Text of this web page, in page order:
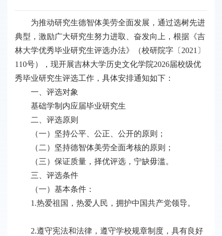
为推动研究生德智体美劳全面发展，通过选树先进
典型，激励广大研究生努力进取、奋发向上，根据《吉
林大学优秀毕业研究生评选办法》（校研院字〔2021〕
110号），现开展吉林大学历史文化学院2026届校级优
秀毕业研究生评选工作，具体安排通知如下：
一、评选对象
基础学制内应届毕业研究生
二、评选原则
（一）坚持公平、公正、公开的原则；
（二）坚持德智体美劳全面考核的原则；
（三）保证质量，择优评选，宁缺毋滥。
三、评选条件
（一）基本条件：
1.热爱祖国，热爱人民，拥护中国共产党领导。
2.遵守宪法和法律，遵守学校规章制度，具有良好